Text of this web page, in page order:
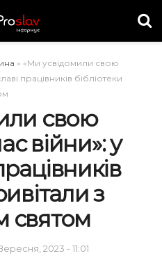
» «Ми усвідомили свою
працівників бібліотеки
свою
війни»: у
з
святом
2023 - 11:01